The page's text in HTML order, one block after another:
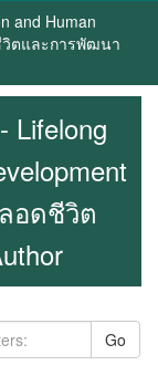
and Human
ตและการพัฒนา
Lifelong
อดชีวิต
Go